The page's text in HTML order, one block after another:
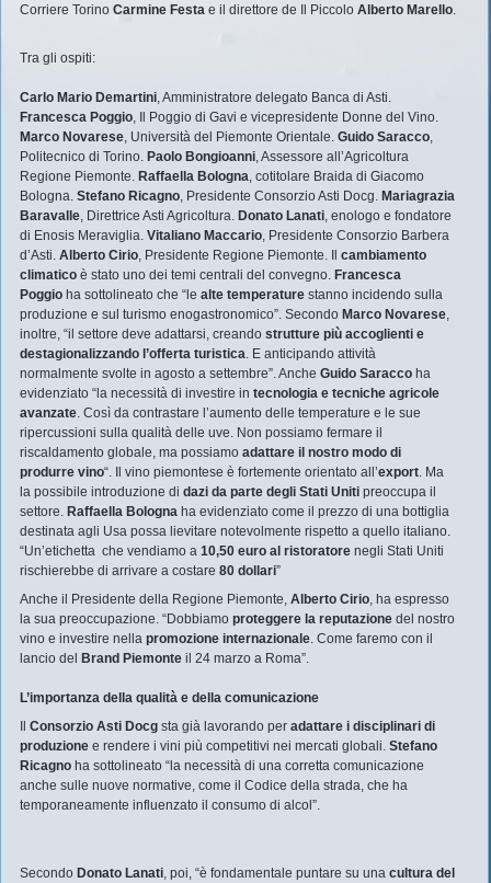
Corriere Torino Carmine Festa e il direttore de Il Piccolo Alberto Marello.
Tra gli ospiti:
Carlo Mario Demartini, Amministratore delegato Banca di Asti.
Francesca Poggio, Il Poggio di Gavi e vicepresidente Donne del Vino.
Marco Novarese, Università del Piemonte Orientale. Guido Saracco,
Politecnico di Torino. Paolo Bongioanni, Assessore all’Agricoltura
Regione Piemonte. Raffaella Bologna, cotitolare Braida di Giacomo
Bologna. Stefano Ricagno, Presidente Consorzio Asti Docg. Mariagrazia
Baravalle, Direttrice Asti Agricoltura. Donato Lanati, enologo e fondatore
di Enosis Meraviglia. Vitaliano Maccario, Presidente Consorzio Barbera
d’Asti. Alberto Cirio, Presidente Regione Piemonte. Il cambiamento
climatico è stato uno dei temi centrali del convegno. Francesca
Poggio ha sottolineato che “le alte temperature stanno incidendo sulla
produzione e sul turismo enogastronomico”. Secondo Marco Novarese,
inoltre, “il settore deve adattarsi, creando strutture più accoglienti e
destagionalizzando l’offerta turistica. E anticipando attività
normalmente svolte in agosto a settembre”. Anche Guido Saracco ha
evidenziato “la necessità di investire in tecnologia e tecniche agricole
avanzate. Così da contrastare l’aumento delle temperature e le sue
ripercussioni sulla qualità delle uve. Non possiamo fermare il
riscaldamento globale, ma possiamo adattare il nostro modo di
produrre vino“. Il vino piemontese è fortemente orientato all’export. Ma
la possibile introduzione di dazi da parte degli Stati Uniti preoccupa il
settore. Raffaella Bologna ha evidenziato come il prezzo di una bottiglia
destinata agli Usa possa lievitare notevolmente rispetto a quello italiano.
“Un’etichetta che vendiamo a 10,50 euro al ristoratore negli Stati Uniti
rischierebbe di arrivare a costare 80 dollari”
Anche il Presidente della Regione Piemonte, Alberto Cirio, ha espresso
la sua preoccupazione. “Dobbiamo proteggere la reputazione del nostro
vino e investire nella promozione internazionale. Come faremo con il
lancio del
Brand Piemonte il 24 marzo a Roma”.
L’importanza della qualità e della comunicazione
Consorzio Asti Docg sta già lavorando per adattare i disciplinari di
produzione e rendere i vini più competitivi nei mercati globali. Stefano
Ricagno ha sottolineato “la necessità di una corretta comunicazione
anche sulle nuove normative, come il Codice della strada, che ha
temporaneamente influenzato il consumo di alcol”.
Secondo Donato Lanati, poi, “è fondamentale puntare su una cultura del